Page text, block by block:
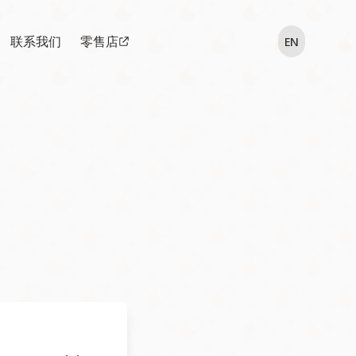
联系我们 零售店 EN